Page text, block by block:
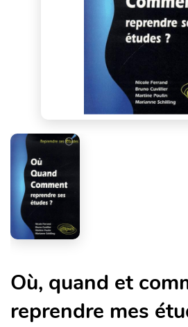
Où, quand et
reprendre mes